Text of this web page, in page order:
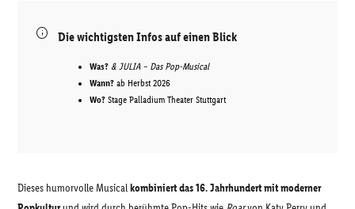
Die wichtigsten Infos auf einen Blick
Was? & JULIA – Das Pop-Musical
Wann? ab Herbst 2026
Wo? Stage Palladium Theater Stuttgart
Dieses humorvolle Musicalkombiniert das 16. Jahrhundert mit moderner